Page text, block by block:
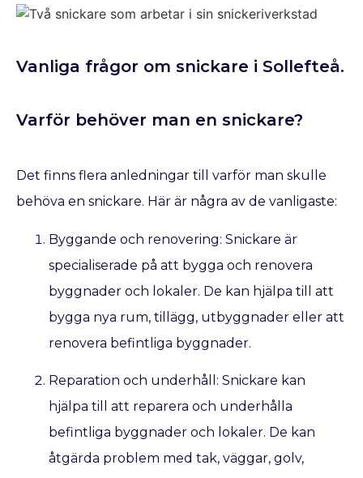
Vanliga frågor om snickare i Sollefteå.
Varför behöver man en snickare?
Det finns flera anledningar till varför man skulle
behöva en snickare. Här är några av de vanligaste:
Byggande och renovering: Snickare är
specialiserade på att bygga och renovera
byggnader och lokaler. De kan hjälpa till att
bygga nya rum, tillägg, utbyggnader eller att
renovera befintliga byggnader.
Reparation och underhåll: Snickare kan
hjälpa till att reparera och underhålla
befintliga byggnader och lokaler. De kan
åtgärda problem med tak, väggar, golv,